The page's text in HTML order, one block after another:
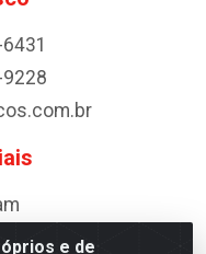
e de